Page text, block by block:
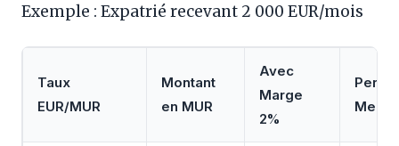
Exemple : Expatrié recevant 2 000 EUR/mois
Taux
EUR/MUR
Montant
en MUR
Avec
Marge
2%
Perte